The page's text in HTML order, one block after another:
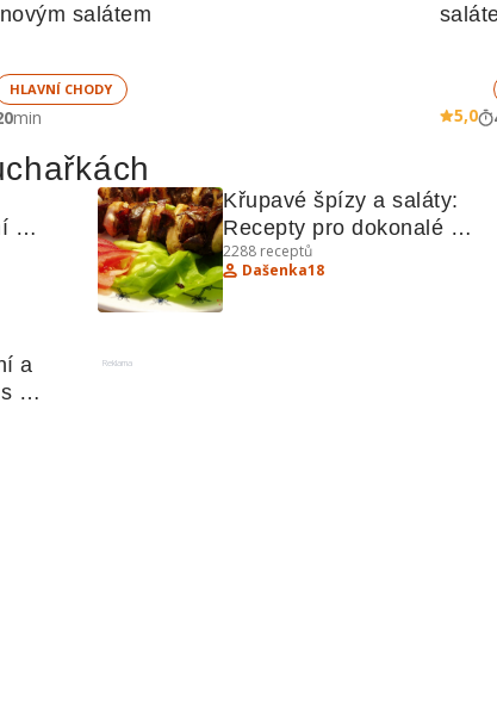
salátem
HLAVNÍ CHODY
min 5,0
Křupavé špízy a saláty:
Recepty pro dokonalé
grilování a osvěžující
saláty
2288 receptů
Dašenka18
a
Reklama